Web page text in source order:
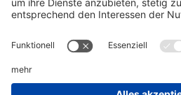
Informationen
Kundenservice